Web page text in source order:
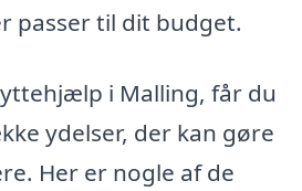
passer til dit budget.
i Malling, får du
ydelser, der kan gøre
Her er nogle af de